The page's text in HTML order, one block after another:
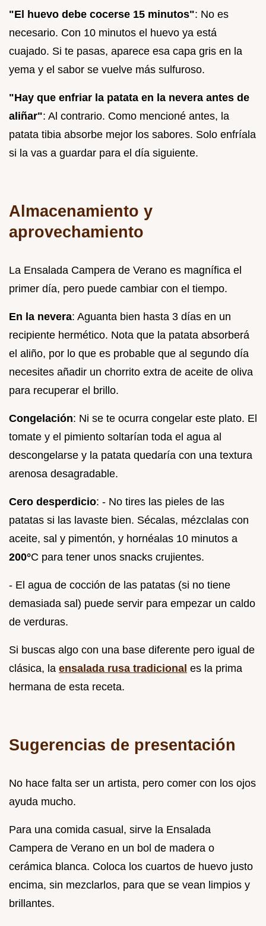
"El huevo debe cocerse 15 minutos": No es
necesario. Con 10 minutos el huevo ya está
cuajado. Si te pasas, aparece esa capa gris en la
yema y el sabor se vuelve más sulfuroso.
"Hay que enfriar la patata en la nevera antes de
aliñar": Al contrario. Como mencioné antes, la
patata tibia absorbe mejor los sabores. Solo enfríala
si la vas a guardar para el día siguiente.
Almacenamiento y
aprovechamiento
La Ensalada Campera de Verano es magnífica el
primer día, pero puede cambiar con el tiempo.
En la nevera: Aguanta bien hasta 3 días en un
recipiente hermético. Nota que la patata absorberá
el aliño, por lo que es probable que al segundo día
necesites añadir un chorrito extra de aceite de oliva
para recuperar el brillo.
Congelación: Ni se te ocurra congelar este plato. El
tomate y el pimiento soltarían toda el agua al
descongelarse y la patata quedaría con una textura
arenosa desagradable.
Cero desperdicio: - No tires las pieles de las
patatas si las lavaste bien. Sécalas, mézclalas con
aceite, sal y pimentón, y hornéalas 10 minutos a
200°C para tener unos snacks crujientes.
- El agua de cocción de las patatas (si no tiene
demasiada sal) puede servir para empezar un caldo
de verduras.
Si buscas algo con una base diferente pero igual de
clásica, la ensalada rusa tradicional es la prima
hermana de esta receta.
Sugerencias de presentación
No hace falta ser un artista, pero comer con los ojos
ayuda mucho.
Para una comida casual, sirve la Ensalada
Campera de Verano en un bol de madera o
cerámica blanca. Coloca los cuartos de huevo justo
encima, sin mezclarlos, para que se vean limpios y
brillantes.